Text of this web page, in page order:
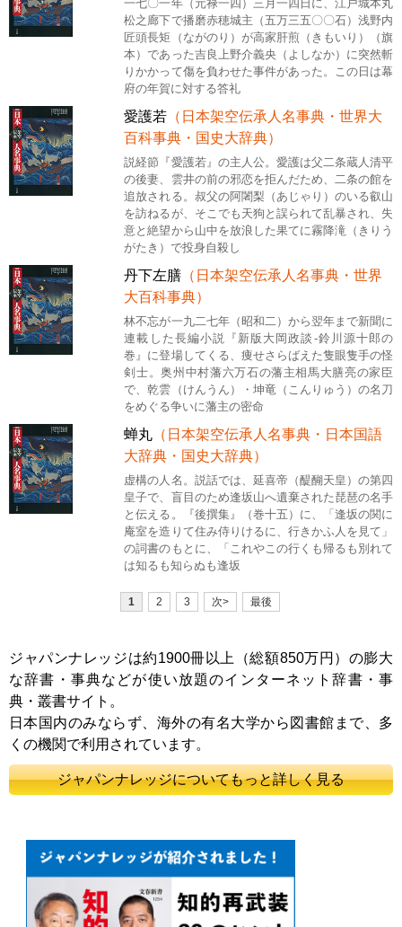
一七〇一年（元禄一四）三月一四日に、江戸城本丸
松之廊下で播磨赤穂城主（五万三五〇〇石）浅野内
匠頭長矩（ながのり）が高家肝煎（きもいり）（旗
本）であった吉良上野介義央（よしなか）に突然斬
りかかって傷を負わせた事件があった。この日は幕
府の年賀に対する答礼
愛護若 （日本架空伝承人名事典・世界大
百科事典・国史大辞典）
説経節『愛護若』の主人公。愛護は父二条蔵人清平
の後妻、雲井の前の邪恋を拒んだため、二条の館を
追放される。叔父の阿闍梨（あじゃり）のいる叡山
を訪ねるが、そこでも天狗と誤られて乱暴され、失
意と絶望から山中を放浪した果てに霧降滝（きりう
がたき）で投身自殺し
丹下左膳 （日本架空伝承人名事典・世界
大百科事典）
林不忘が一九二七年（昭和二）から翌年まで新聞に
連載した長編小説『新版大岡政談‐鈴川源十郎の
巻』に登場してくる、痩せさらばえた隻眼隻手の怪
剣士。奥州中村藩六万石の藩主相馬大膳亮の家臣
で、乾雲（けんうん）・坤竜（こんりゅう）の名刀
をめぐる争いに藩主の密命
蝉丸 （日本架空伝承人名事典・日本国語
大辞典・国史大辞典）
虚構の人名。説話では、延喜帝（醍醐天皇）の第四
皇子で、盲目のため逢坂山へ遺棄された琵琶の名手
と伝える。『後撰集』（巻十五）に、「逢坂の関に
庵室を造りて住み侍りけるに、行きかふ人を見て」
の詞書のもとに、「これやこの行くも帰るも別れて
は知るも知らぬも逢坂
1 2 3 次> 最後
ジャパンナレッジは約1900冊以上（総額850万円）の膨大
な辞書・事典などが使い放題のインターネット辞書・事
典・叢書サイト。
日本国内のみならず、海外の有名大学から図書館まで、多
くの機関で利用されています。
ジャパンナレッジについてもっと詳しく見る